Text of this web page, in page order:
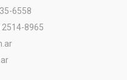
6558
2514-8965